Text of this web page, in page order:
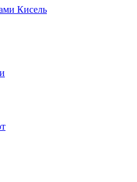
Кисель